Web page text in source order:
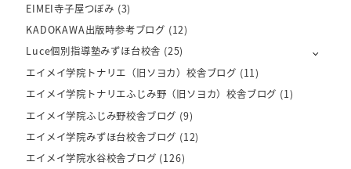
EIMEI寺子屋つぼみ (3)
KADOKAWA出版時参考ブログ (12)
Luce個別指導塾みずほ台校舎 (25)
エイメイ学院トナリエ（旧ソヨカ）校舎ブログ (11)
エイメイ学院トナリエふじみ野（旧ソヨカ）校舎ブログ (1)
エイメイ学院ふじみ野校舎ブログ (9)
エイメイ学院みずほ台校舎ブログ (12)
エイメイ学院水谷校舎ブログ (126)